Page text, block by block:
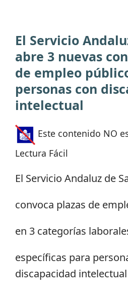
El Servicio
abre 3 nuevas
de empleo
personas con
intelectual
Este contenido NO
Lectura Fácil
El Servicio Andaluz de
convoca plazas de
en 3 categorías
específicas para
discapacidad intelectual